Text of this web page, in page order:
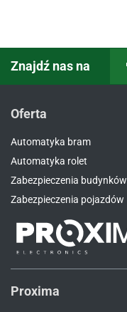
Znajdź nas na
Oferta
Automatyka bram
Automatyka rolet
Zabezpieczenia budynków
Zabezpieczenia pojazdów
Proxima